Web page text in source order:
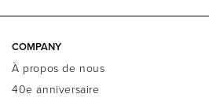
COMPANY
À propos de nous
40e anniversaire